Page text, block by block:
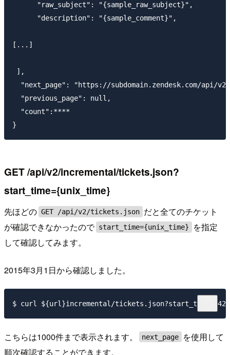
      "raw_subject": "{sample_raw_subject}",
      "description": "{sample_comment}",
[...]
],
"next_page": "https://subdomain.zendesk.com/api/
  "previous_page": null,
  "count":****
GET /api/v2/incremental/tickets.json?
start_time={unix_time}
先ほどの GET /api/v2/tickets.json だと全てのチケット
が確認できなかったので start_time={unix_time}
を指定
して確認してみます。
2015年3月1日から確認しました。
こちらは1000件まで表示されます。 next_page
を使用して
順次確認することができます。